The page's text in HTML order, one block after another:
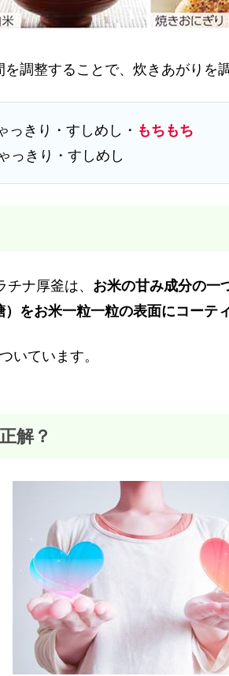
調整することで、炊きあがりを
っきり・すしめし・ もちもち
っきり・すしめし
ナ厚釜は、 お米の甘み成分の一
をお米一粒一粒の表面にコーテ
いています。
解？